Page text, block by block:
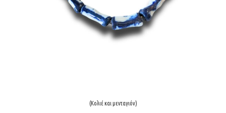
(Κολιέ και μενταγιόν)